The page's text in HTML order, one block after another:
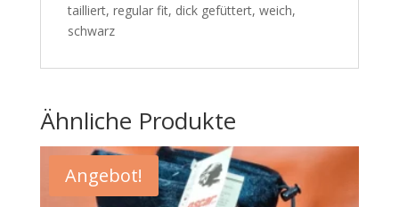
tailliert, regular fit, dick gefüttert, weich,
schwarz
Ähnliche Produkte
Angebot!